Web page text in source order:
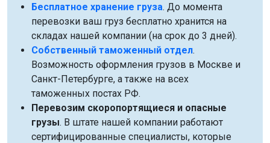
Бесплатное хранение груза. До момента
перевозки ваш груз бесплатно хранится на
складах нашей компании (на срок до 3 дней).
Собственный таможенный отдел.
Возможность оформления грузов в Москве и
Санкт-Петербурге, а также на всех
таможенных постах РФ.
Перевозим скоропортящиеся и опасные
грузы. В штате нашей компании работают
сертифицированные специалисты, которые